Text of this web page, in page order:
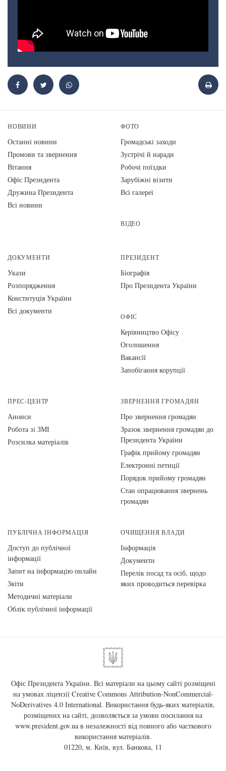
НОВИНИ
Останні новини
Промови та звернення
Вiтання
Офіс Президента
Дружина Президента
Всі новини
ФОТО
Громадські заходи
Зустрічі й наради
Робочі поїздки
Зарубіжні візити
Всі галереї
ВІДЕО
ДОКУМЕНТИ
Укази
Розпорядження
Конституція України
Всі документи
ПРЕЗИДЕНТ
Біографія
Про Президента України
ОФІС
Керівництво Офісу
Оголошення
Вакансії
Запобігання корупції
ПРЕС-ЦЕНТР
Анонси
Робота зі ЗМІ
Розсилка матеріалів
ЗВЕРНЕННЯ ГРОМАДЯН
Про звернення громадян
Зразок звернення громадян до
Президента України
Графік прийому громадян
Електронні петиції
Порядок прийому громадян
Стан опрацювання звернень
громадян
ПУБЛІЧНА ІНФОРМАЦІЯ
Доступ до публічної
інформації
Запит на інформацію онлайн
Звіти
Методичні матеріали
Облік публічної інформації
ОЧИЩЕННЯ ВЛАДИ
Інформація
Документи
Перелік посад та осіб, щодо
яких проводиться перевірка
Офіс Президента України. Всі матеріали на цьому сайті розміщені
на умовах ліцензії Creative Commons Attribution-NonCommercial-
NoDerivatives 4.0 International. Використання будь-яких матеріалів,
розміщених на сайті, дозволяється за умови посилання на
www.president.gov.uaв незалежності від повного або часткового
використання матеріалів.
01220, м. Київ, вул. Банкова, 11